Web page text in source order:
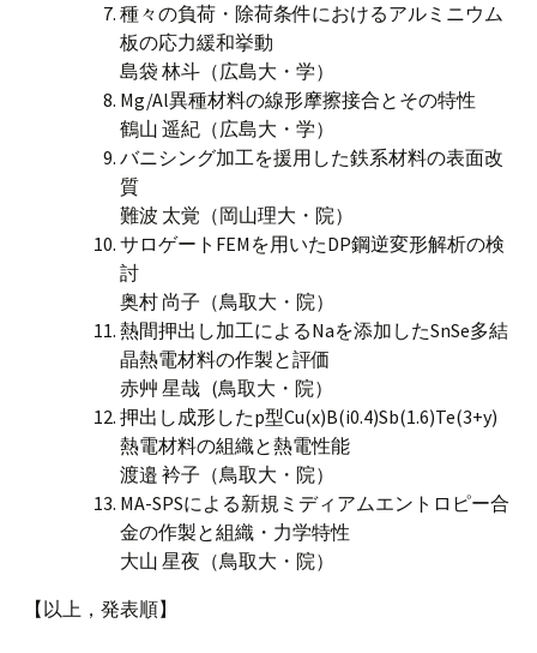
種々の負荷・除荷条件におけるアルミニウム
板の応力緩和挙動
島袋 林斗（広島大・学）
Mg/Al異種材料の線形摩擦接合とその特性
鶴山 遥紀（広島大・学）
バニシング加工を援用した鉄系材料の表面改
質
難波 太覚（岡山理大・院）
サロゲートFEMを用いたDP鋼逆変形解析の検
討
奥村 尚子（鳥取大・院）
熱間押出し加工によるNaを添加したSnSe多結
晶熱電材料の作製と評価
赤艸 星哉 (鳥取大・院）
押出し成形したp型Cu(x)B(i0.4)Sb(1.6)Te(3+y)
熱電材料の組織と熱電性能
渡邉 衿子（鳥取大・院）
MA-SPSによる新規ミディアムエントロピー合
金の作製と組織・力学特性
大山 星夜（鳥取大・院）
【以上，発表順】